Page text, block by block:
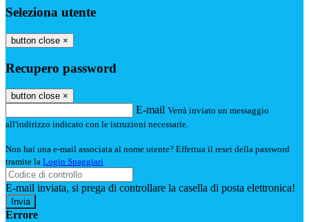
Seleziona utente
button close ×
Recupero password
button close ×
E-mail Verrà inviato un messaggio
all'indirizzo indicato con le istruzioni necessarie.
Non hai una e-mail associata al nome utente? Effettua il reset della password
tramite la Login Spaggiari
E-mail inviata, si prega di controllare la casella di posta elettronica!
Errore